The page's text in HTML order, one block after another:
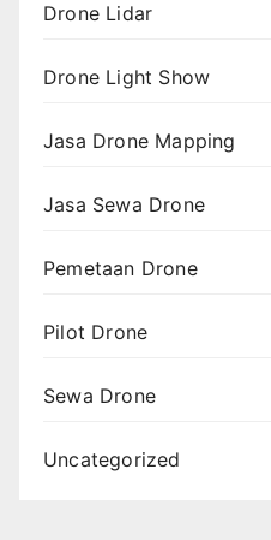
Drone Lidar
Drone Light Show
Jasa Drone Mapping
Jasa Sewa Drone
Pemetaan Drone
Pilot Drone
Sewa Drone
Uncategorized